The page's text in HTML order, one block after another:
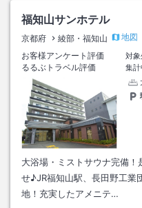
福知山サンホテル
京都府 綾部・福知山
地図
お客様アンケート評価
対
るるぶトラベル評価
集計
大浴場・ミストサウナ完備！
せ♪JR福知山駅、長田野工業
地！充実したアメニテ…